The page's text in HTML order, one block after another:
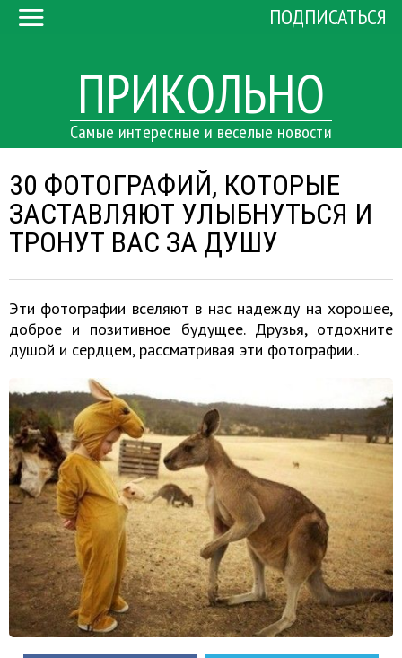
ПРИКОЛЬНО
Самые интересные и веселые новости
ПОДПИСАТЬСЯ
30 ФОТОГРАФИЙ, КОТОРЫЕ
ЗАСТАВЛЯЮТ УЛЫБНУТЬСЯ И
ТРОНУТ ВАС ЗА ДУШУ
Эти фотографии вселяют в нас надежду на хорошее,
доброе и позитивное будущее. Друзья, отдохните
душой и сердцем, рассматривая эти фотографии..